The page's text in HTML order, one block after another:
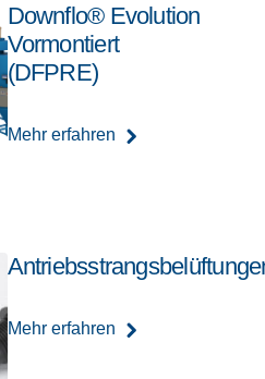
Downflo® Evolution
Vormontiert
(DFPRE)
Mehr erfahren
Mehr erfahren